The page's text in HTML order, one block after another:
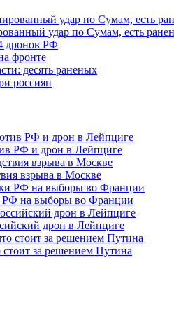
удар по Сумам, есть
дронов РФ
фронте
десять раненых
россиян
РФ и дрон в Лейпциге
взрыва в Москве
РФ на выборы во Франции
дрон в Лейпциге
за решением Путина